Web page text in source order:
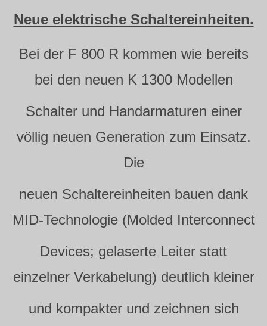
Neue elektrische Schaltereinheiten.
Bei der F 800 R kommen wie bereits
bei den neuen K 1300 Modellen
Schalter und Handarmaturen einer
völlig neuen Generation zum Einsatz.
Die
neuen Schaltereinheiten bauen dank
MID-Technologie (Molded Interconnect
Devices; gelaserte Leiter statt
einzelner Verkabelung) deutlich kleiner
und kompakter und zeichnen sich